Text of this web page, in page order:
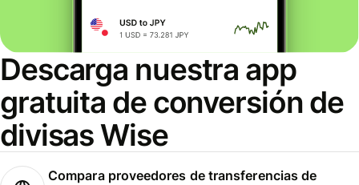
Descarga nuestra app
gratuita de conversión de
divisas Wise
Compara proveedores de transferencias de